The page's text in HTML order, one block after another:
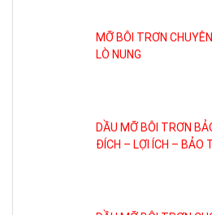
MỠ BÔI TRƠN
LÒ NUNG
DẦU MỠ BÔI TRƠN
ĐÍCH – LỢI ÍCH – BẢO